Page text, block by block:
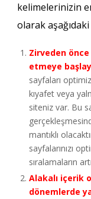
kelimelerinizin
olarak
Zirveden
etmeye
sayfaları
kıyafet veya
siteniz var. Bu
mantıklı
sayfalarınızı
sıralamaların
Alakalı içerik
dönemlerde